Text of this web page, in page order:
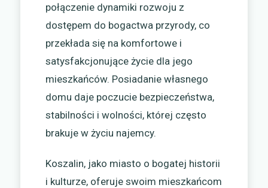
połączenie dynamiki rozwoju z
dostępem do bogactwa przyrody, co
przekłada się na komfortowe i
satysfakcjonujące życie dla jego
mieszkańców. Posiadanie własnego
domu daje poczucie bezpieczeństwa,
stabilności i wolności, której często
brakuje w życiu najemcy.
Koszalin, jako miasto o bogatej historii
i kulturze, oferuje swoim mieszkańcom